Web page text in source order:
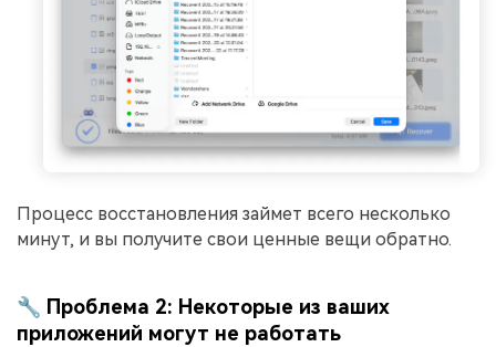
Процесс восстановления займет всего несколько
минут, и вы получите свои ценные вещи обратно.
🔧 Проблема 2: Некоторые из ваших
приложений могут не работать